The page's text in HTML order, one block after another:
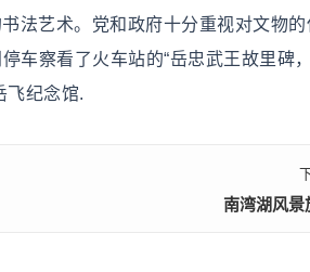
法艺术。党和政府十分重视对文物的
车察看了火车站的“岳忠武王故里碑
飞纪念馆.
南湾湖风景